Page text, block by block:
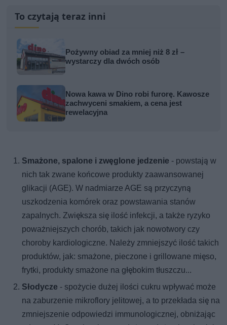
To czytają teraz inni
Pożywny obiad za mniej niż 8 zł –
wystarczy dla dwóch osób
Nowa kawa w Dino robi furorę. Kawosze
zachwyceni smakiem, a cena jest
rewelacyjna
Smażone, spalone i zwęglone jedzenie - powstają w
nich tak zwane końcowe produkty zaawansowanej
glikacji (AGE). W nadmiarze AGE są przyczyną
uszkodzenia komórek oraz powstawania stanów
zapalnych. Zwiększa się ilość infekcji, a także ryzyko
poważniejszych chorób, takich jak nowotwory czy
choroby kardiologiczne. Należy zmniejszyć ilość takich
produktów, jak: smażone, pieczone i grillowane mięso,
frytki, produkty smażone na głębokim tłuszczu...
Słodycze - spożycie dużej ilości cukru wpływać może
na zaburzenie mikroflory jelitowej, a to przekłada się na
zmniejszenie odpowiedzi immunologicznej, obniżając